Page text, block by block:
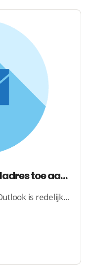
Hoe voeg ik mijn e-mailadres toe aan Outlook?
E-mailadres toevoegen aan Outlook is redelijk eenvoudig. Toch vereist het toevoegen van uw e-mailadres aan Outlook in sommige gevallen wat uitzoekwerk. Om dit uitzoekwerk te voorkomen, leggen wij met onderstaande omschrijving uit hoe u zelf uw e-mailadres